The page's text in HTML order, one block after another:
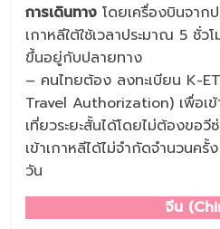
การเดินทาง โดยเครื่องบินจากป
เกาหลีใต้ใช้เวลาประมาณ 5 ชั่
ขึ้นอยู่กับปลายทาง
– คนไทยต้อง ลงทะเบียน K-
Travel Authorization) เพื่อเข้
เที่ยวระยะสั้นได้โดยไม่ต้องขอ
เข้าเกาหลีได้ไม่จำกัดจำนวนค
วัน
จีน